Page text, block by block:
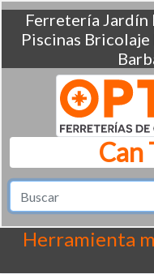
Ferretería Jardín
Piscinas Bricolaje
Can
Herramienta